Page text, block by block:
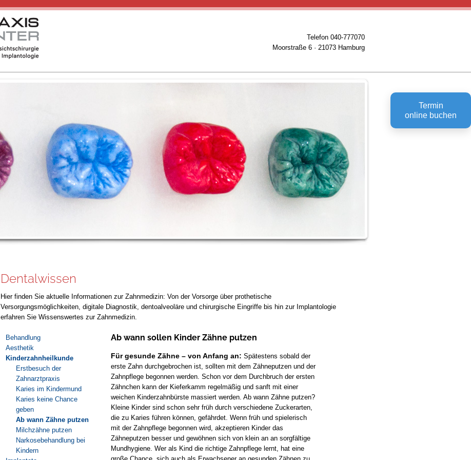
Termin
online buchen
Telefon 040-777070
Moorstraße 6 · 21073 Hamburg
Dentalwissen
Hier finden Sie aktuelle Informationen zur Zahnmedizin: Von der Vorsorge über prothetische
Versorgungsmöglichkeiten, digitale Diagnostik, dentoalveoläre und chirurgische Eingriffe bis hin zur Implantologie
erfahren Sie Wissenswertes zur Zahnmedizin.
Behandlung
Aesthetik
Kinderzahnheilkunde
Erstbesuch der
Zahnarztpraxis
Karies im Kindermund
Karies keine Chance
geben
Ab wann Zähne putzen
Milchzähne putzen
Narkosebehandlung bei
Kindern
Ab wann sollen Kinder Zähne putzen
Für gesunde Zähne – von Anfang an: Spätestens sobald der
erste Zahn durchgebrochen ist, sollten mit dem Zähneputzen und der
Zahnpflege begonnen werden. Schon vor dem Durchbruch der ersten
Zähnchen kann der Kieferkamm regelmäßig und sanft mit einer
weichen Kinderzahnbürste massiert werden. Ab wann Zähne putzen?
Kleine Kinder sind schon sehr früh durch verschiedene Zuckerarten,
die zu Karies führen können, gefährdet. Wenn früh und spielerisch
mit der Zahnpflege begonnen wird, akzeptieren Kinder das
Zähneputzen besser und gewöhnen sich von klein an an sorgfältige
Mundhygiene. Wer als Kind die richtige Zahnpflege lernt, hat eine